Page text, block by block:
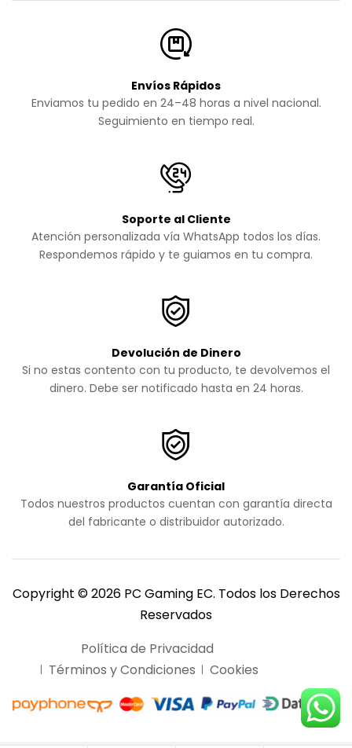
Envíos Rápidos
Enviamos tu pedido en 24–48 horas a nivel nacional.
Seguimiento en tiempo real.
Soporte al Cliente
Atención personalizada vía WhatsApp todos los días.
Respondemos rápido y te guiamos en tu compra.
Devolución de Dinero
Si no estas contento con tu producto, te devolvemos el
dinero. Debe ser notificado hasta en 24 horas.
Garantía Oficial
Todos nuestros productos cuentan con garantía directa
del fabricante o distribuidor autorizado.
Copyright © 2026 PC Gaming EC. Todos los Derechos
Reservados
Política de Privacidad
Términos y Condiciones
Cookies